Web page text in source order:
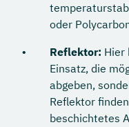
oder
Reflektor: Hier
Einsatz, die
abgeben,
Reflektor
beschichtetes